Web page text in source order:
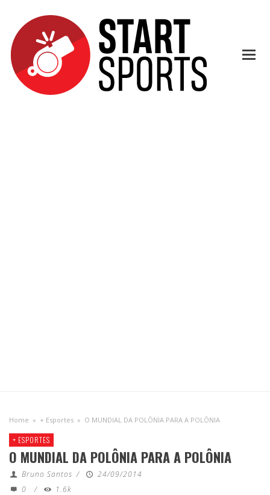
Home » + Esportes » O MUNDIAL DA POLÔNIA PARA A POLÔNIA
+ ESPORTES
O MUNDIAL DA POLÔNIA PARA A POLÔNIA
Bruno Santos /
24/09/2014
0
/ 1.6k